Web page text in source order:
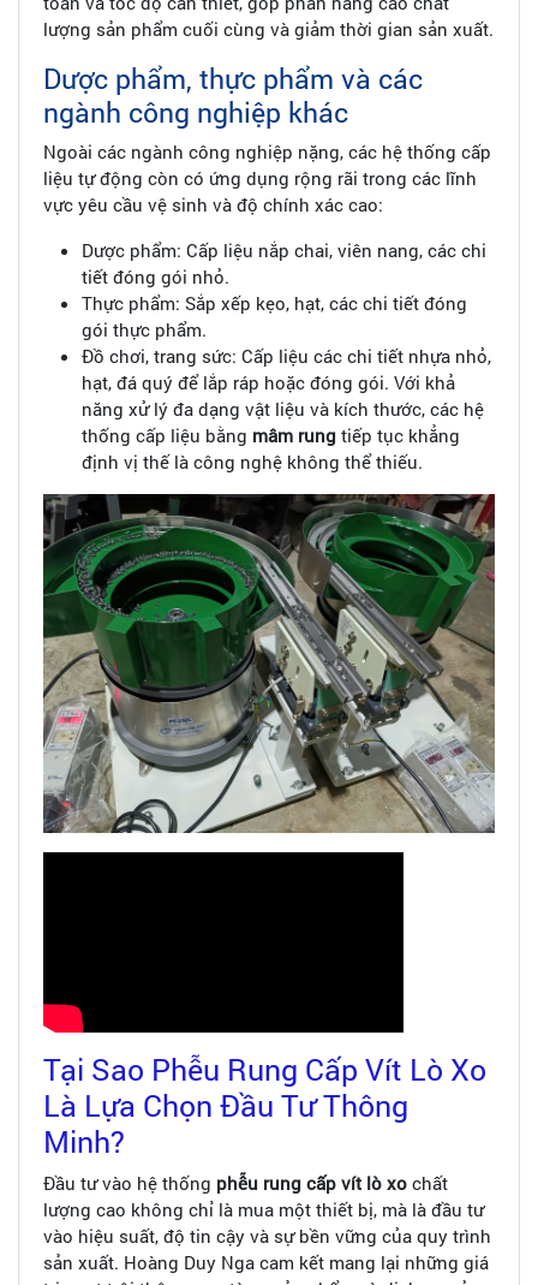
lượng sản phẩm cuối cùng và giảm thời gian sản xuất.
Dược phẩm, thực phẩm và các
ngành công nghiệp khác
Ngoài các ngành công nghiệp nặng, các hệ thống cấp
liệu tự động còn có ứng dụng rộng rãi trong các lĩnh
vực yêu cầu vệ sinh và độ chính xác cao:
Dược phẩm: Cấp liệu nắp chai, viên nang, các chi
tiết đóng gói nhỏ.
Thực phẩm: Sắp xếp kẹo, hạt, các chi tiết đóng
gói thực phẩm.
Đồ chơi, trang sức: Cấp liệu các chi tiết nhựa nhỏ,
hạt, đá quý để lắp ráp hoặc đóng gói. Với khả
năng xử lý đa dạng vật liệu và kích thước, các hệ
thống cấp liệu bằng mâm rung tiếp tục khẳng
định vị thế là công nghệ không thể thiếu.
Tại Sao Phễu Rung Cấp Vít Lò Xo
Là Lựa Chọn Đầu Tư Thông
Minh?
Đầu tư vào hệ thống phễu rung cấp vít lò xo chất
lượng cao không chỉ là mua một thiết bị, mà là đầu tư
vào hiệu suất, độ tin cậy và sự bền vững của quy trình
sản xuất. Hoàng Duy Nga cam kết mang lại những giá